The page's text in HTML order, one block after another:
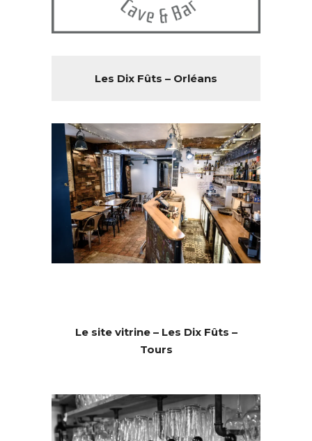
Les Dix Fûts – Orléans
Le site vitrine – Les Dix Fûts –
Tours